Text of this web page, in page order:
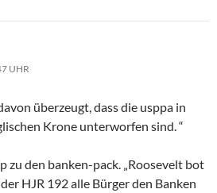
UHR
überzeugt, dass die usppa in
Krone unterworfen sind. “
zu den banken-pack. „Roosevelt bot
HJR 192 alle Bürger den Banken